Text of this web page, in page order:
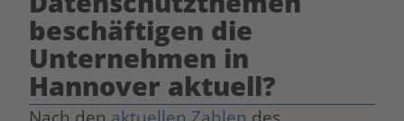
beschäftigen die
Unternehmen in
Hannover aktuell?